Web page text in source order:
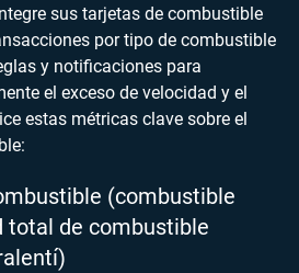
sus tarjetas de combustible
por tipo de combustible
y notificaciones para
el exceso de velocidad y el
estas métricas clave sobre el
(combustible
total de combustible